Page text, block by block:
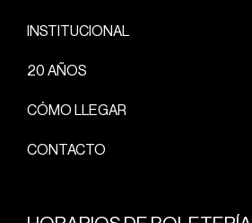
INSTITUCIONAL
20 AÑOS
CÓMO LLEGAR
CONTACTO